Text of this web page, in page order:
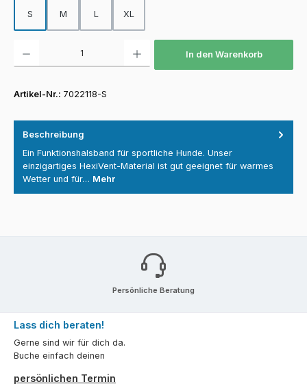
S M L XL
In den Warenkorb
Artikel-Nr.: 7022118-S
Beschreibung
Ein Funktionshalsband für sportliche Hunde. Unser
einzigartiges HexiVent-Material ist gut geeignet für warmes
Wetter und für… Mehr
Persönliche Beratung
Lass dich beraten!
Gerne sind wir für dich da.
Buche einfach deinen
persönlichen Termin